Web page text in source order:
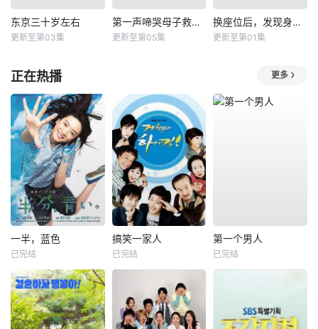
东京三十岁左右
更新至第03集
第一声啼哭母子救命急救班
更新至第05集
换座位后，发现身后的男生好像喜欢我
更新至第01集
正在热播 更多
一半，蓝色
已完结
搞笑一家人
已完结
第一个男人
已完结